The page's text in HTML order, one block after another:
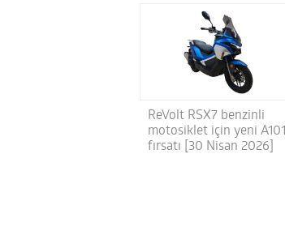
ReVolt RSX7 benzinli
motosiklet için yeni A101
fırsatı [30 Nisan 2026]